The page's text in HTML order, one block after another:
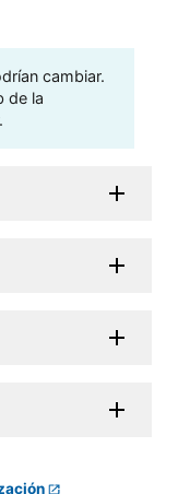
cambiar.
de la